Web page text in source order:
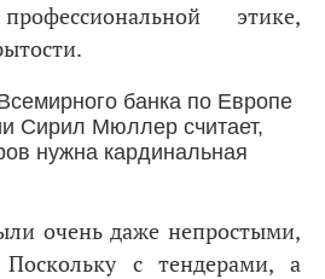
этике,
очень даже непростыми,
с тендерами, а